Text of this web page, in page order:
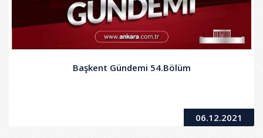
Başkent Gündemi 54.Bölüm
06.12.2021